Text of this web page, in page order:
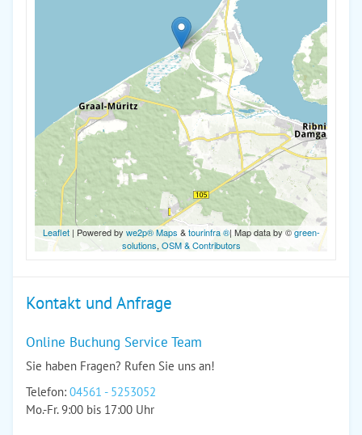
Leaflet| Powered by we2p® Maps &tourinfra ®| Map data by ©green-
solutions, OSM & Contributors
Kontakt und Anfrage
Online Buchung Service Team
Sie haben Fragen? Rufen Sie uns an!
Telefon: 04561 - 5253052
Mo.-Fr. 9:00 bis 17:00 Uhr